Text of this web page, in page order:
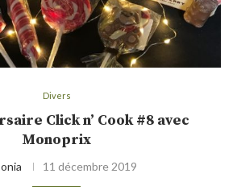
Divers
Click n’ Cook #8 avec
Monoprix
11 décembre 2019